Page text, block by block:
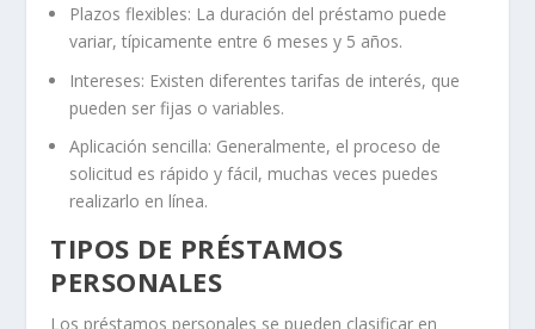
Plazos flexibles: La duración del préstamo puede
variar, típicamente entre 6 meses y 5 años.
Intereses: Existen diferentes tarifas de interés, que
pueden ser fijas o variables.
Aplicación sencilla: Generalmente, el proceso de
solicitud es rápido y fácil, muchas veces puedes
realizarlo en línea.
TIPOS DE PRÉSTAMOS
PERSONALES
Los préstamos personales se pueden clasificar en